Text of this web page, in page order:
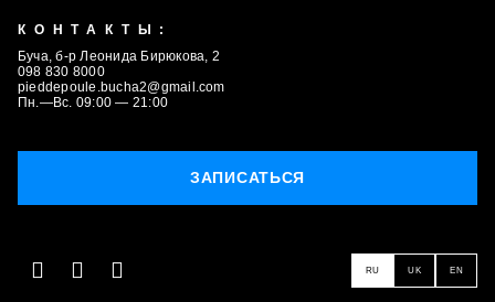
КОНТАКТЫ:
Буча, б-р Леонида Бирюкова, 2
098 830 8000
pieddepoule.bucha2@gmail.com
Пн.—Вс. 09:00 — 21:00
ЗАПИСАТЬСЯ
RU UK EN